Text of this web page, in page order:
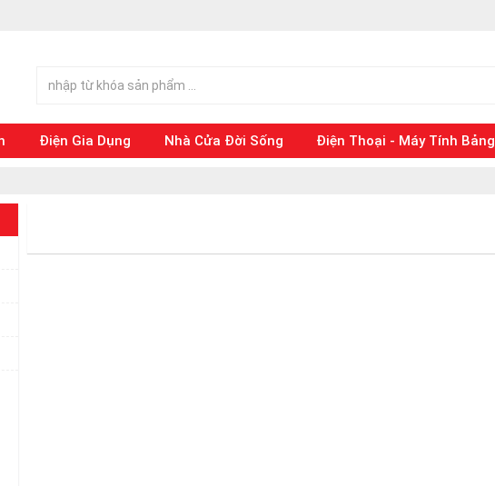
Điện Gia Dụng Nhà Cửa Đời Sống Điện Thoại - Máy Tính Bảng